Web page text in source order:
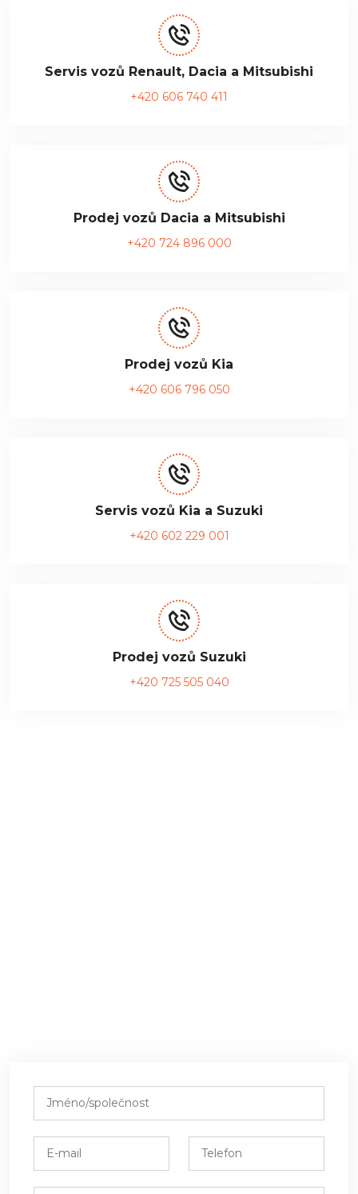
Servis vozů Renault, Dacia a Mitsubishi
+420 606 740 411
Prodej vozů Dacia a Mitsubishi
+420 724 896 000
Prodej vozů Kia
+420 606 796 050
Servis vozů Kia a Suzuki
+420 602 229 001
Prodej vozů Suzuki
+420 725 505 040